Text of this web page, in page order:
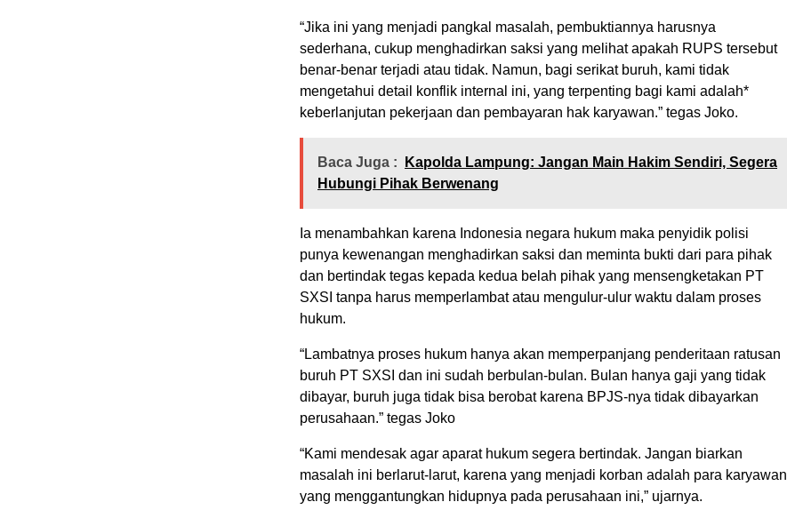
“Jika ini yang menjadi pangkal masalah, pembuktiannya harusnya
sederhana, cukup menghadirkan saksi yang melihat apakah RUPS tersebut
benar-benar terjadi atau tidak. Namun, bagi serikat buruh, kami tidak
mengetahui detail konflik internal ini, yang terpenting bagi kami adalah*
keberlanjutan pekerjaan dan pembayaran hak karyawan.” tegas Joko.
Baca Juga :
Kapolda Lampung: Jangan Main Hakim Sendiri, Segera
Hubungi Pihak Berwenang
Ia menambahkan karena Indonesia negara hukum maka penyidik polisi
punya kewenangan menghadirkan saksi dan meminta bukti dari para pihak
dan bertindak tegas kepada kedua belah pihak yang mensengketakan PT
SXSI tanpa harus memperlambat atau mengulur-ulur waktu dalam proses
hukum.
“Lambatnya proses hukum hanya akan memperpanjang penderitaan ratusan
buruh PT SXSI dan ini sudah berbulan-bulan. Bulan hanya gaji yang tidak
dibayar, buruh juga tidak bisa berobat karena BPJS-nya tidak dibayarkan
perusahaan.” tegas Joko
“Kami mendesak agar aparat hukum segera bertindak. Jangan biarkan
masalah ini berlarut-larut, karena yang menjadi korban adalah para karyawan
yang menggantungkan hidupnya pada perusahaan ini,” ujarnya.